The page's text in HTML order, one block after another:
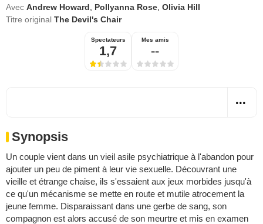
Avec Andrew Howard Pollyanna Rose Olivia Hill
Titre original The Devil's Chair
Spectateurs
1,7
Mes amis
--
Synopsis
Un couple vient dans un vieil asile psychiatrique à l'abandon pour
ajouter un peu de piment à leur vie sexuelle. Découvrant une
vieille et étrange chaise, ils s'essaient aux jeux morbides jusqu'à
ce qu'un mécanisme se mette en route et mutile atrocement la
jeune femme. Disparaissant dans une gerbe de sang, son
compagnon est alors accusé de son meurtre et mis en examen